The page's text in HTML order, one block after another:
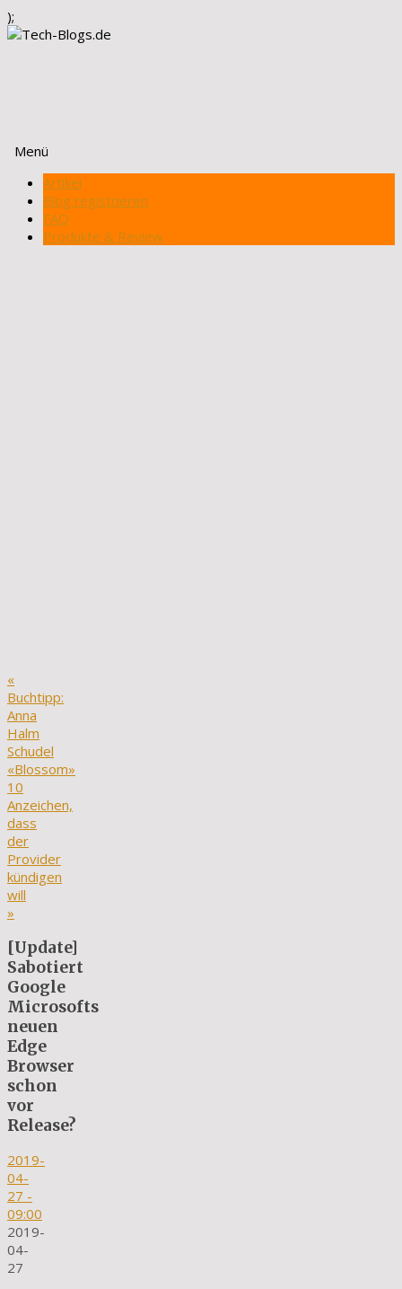
);
Menü
Zum
Inhalt
springen
Artikel
Blog registrieren
FAQ
Produkte & Review
«
Buchtipp:
Anna
Halm
Schudel
«Blossom»
10
Anzeichen,
dass
der
Provider
kündigen
will
»
[Update]
Sabotiert
Google
Microsofts
neuen
Edge
Browser
schon
vor
Release?
2019-
04-
27 -
09:00
2019-
04-
27